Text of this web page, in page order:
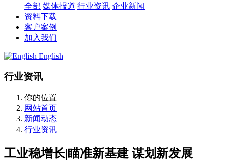
全部 媒体报道 行业资讯 企业新闻
资料下载
客户案例
加入我们
English
行业资讯
你的位置
网站首页
新闻动态
行业资讯
工业稳增长|瞄准新基建 谋划新发展